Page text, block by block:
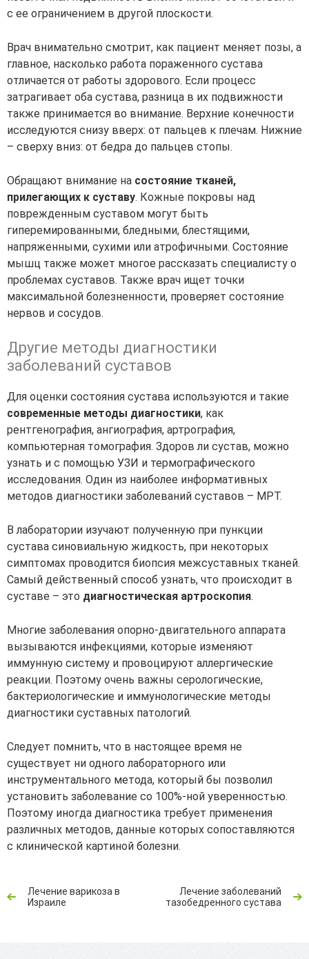
с ее ограничением в другой плоскости.
Врач внимательно смотрит, как пациент меняет позы, а
главное, насколько работа пораженного сустава
отличается от работы здорового. Если процесс
затрагивает оба сустава, разница в их подвижности
также принимается во внимание. Верхние конечности
исследуются снизу вверх: от пальцев к плечам. Нижние
– сверху вниз: от бедра до пальцев стопы.
Обращают внимание на состояние тканей,
прилегающих к суставу. Кожные покровы над
поврежденным суставом могут быть
гиперемированными, бледными, блестящими,
напряженными, сухими или атрофичными. Состояние
мышц также может многое рассказать специалисту о
проблемах суставов. Также врач ищет точки
максимальной болезненности, проверяет состояние
нервов и сосудов.
Другие методы диагностики
заболеваний суставов
Для оценки состояния сустава используются и такие
современные методы диагностики, как
рентгенография, ангиография, артрография,
компьютерная томография. Здоров ли сустав, можно
узнать и с помощью УЗИ и термографического
исследования. Один из наиболее информативных
методов диагностики заболеваний суставов – МРТ.
В лаборатории изучают полученную при пункции
сустава синовиальную жидкость, при некоторых
симптомах проводится биопсия межсуставных тканей.
Самый действенный способ узнать, что происходит в
суставе – это диагностическая артроскопия.
Многие заболевания опорно-двигательного аппарата
вызываются инфекциями, которые изменяют
иммунную систему и провоцируют аллергические
реакции. Поэтому очень важны серологические,
бактериологические и иммунологические методы
диагностики суставных патологий.
Следует помнить, что в настоящее время не
существует ни одного лабораторного или
инструментального метода, который бы позволил
установить заболевание со 100%-ной уверенностью.
Поэтому иногда диагностика требует применения
различных методов, данные которых сопоставляются
с клинической картиной болезни.
Лечение варикоза в
Израиле
Лечение заболеваний
тазобедренного сустава